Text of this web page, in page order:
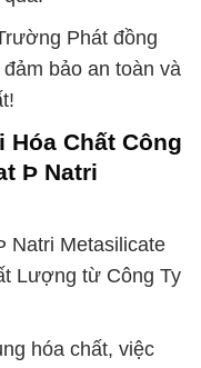
Phát đồng
bảo an toàn và
Hóa Chất Công
Þ Natri
Natri Metasilicate
Lượng từ Công Ty
hóa chất, việc